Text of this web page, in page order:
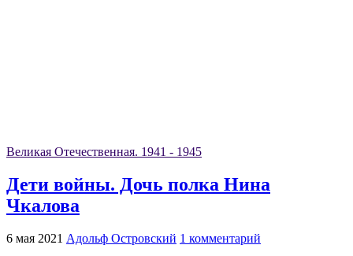
Великая Отечественная. 1941 - 1945
Дети войны. Дочь полка Нина
Чкалова
6 мая 2021 Адольф Островский 1 комментарий